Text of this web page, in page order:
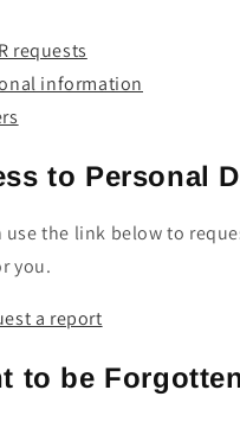
requests
information
to Personal
use the link below to
you.
a report
to be